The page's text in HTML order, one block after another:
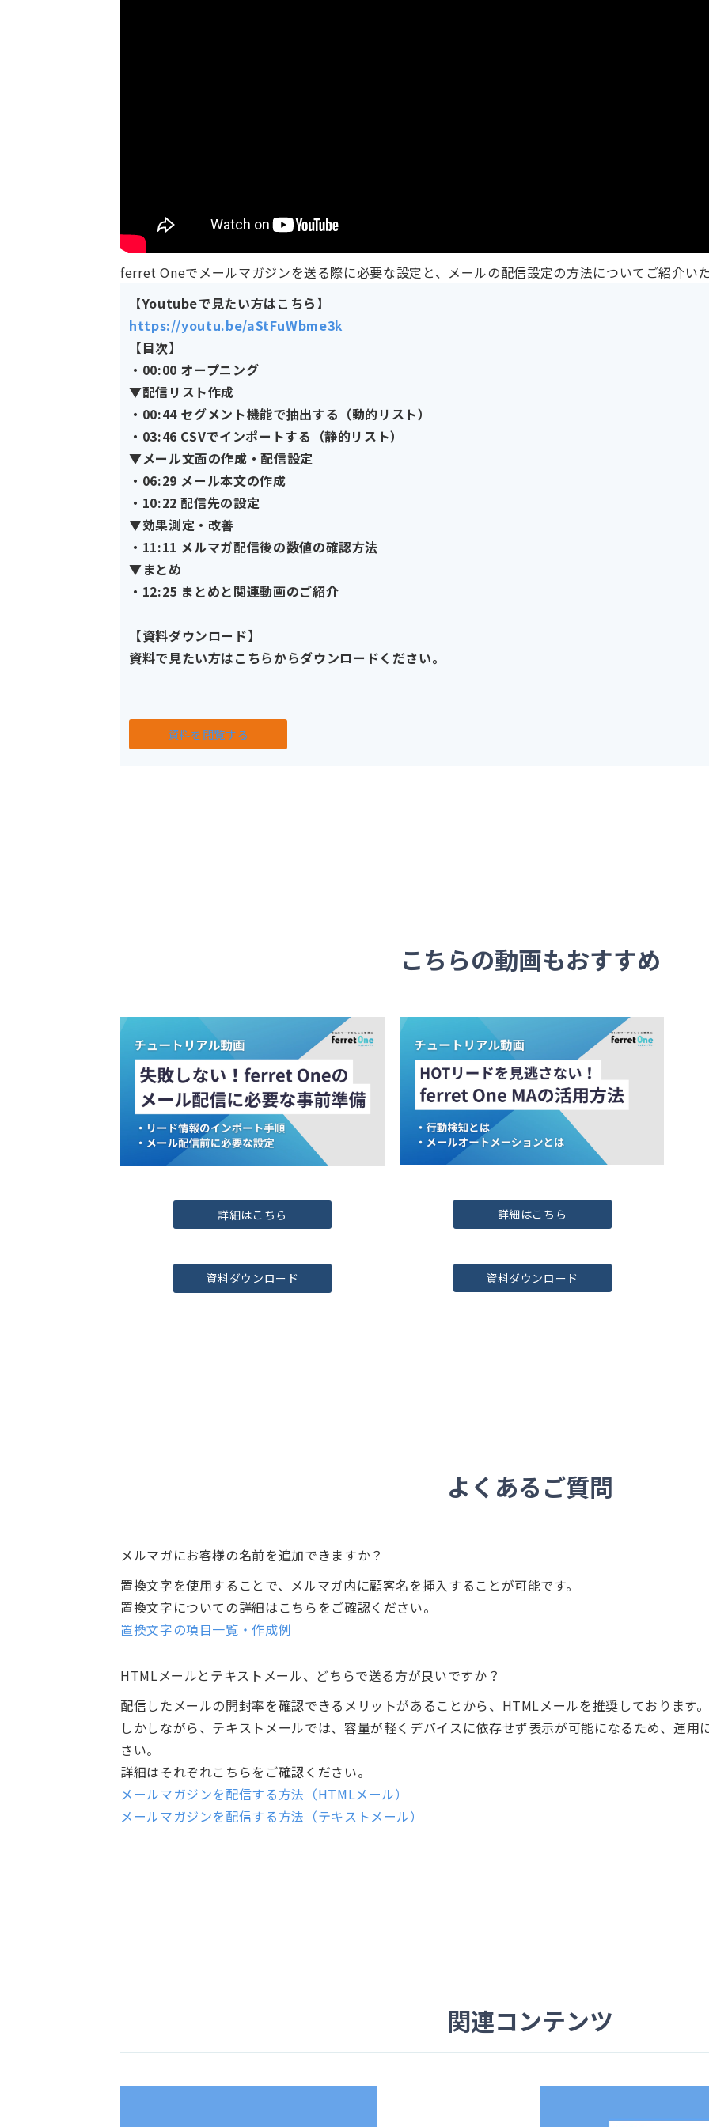
ferret Oneでメールマガジンを送る際に必要な設定と、メールの配信設定の方法についてご紹介い
【Youtubeで見たい方はこちら】
https://youtu.be/aStFuWbme3k
【目次】
・00:00 オープニング
▼配信リスト作成
・00:44 セグメント機能で抽出する（動的リスト）
・03:46 CSVでインポートする（静的リスト）
▼メール文面の作成・配信設定
・06:29 メール本文の作成
・10:22 配信先の設定
▼効果測定・改善
・11:11 メルマガ配信後の数値の確認方法
▼まとめ
・12:25 まとめと関連動画のご紹介
【資料ダウンロード】
資料で見たい方はこちらからダウンロードください。
資料を閲覧する​
こちらの動画もおすすめ
詳細はこちら
資料ダウンロード
詳細はこちら
資料ダウンロード
よくあるご質問
メルマガにお客様の名前を追加できますか？
置換文字を使用することで、メルマガ内に顧客名を挿入することが可能です。
置換文字についての詳細はこちらをご確認ください。
置換文字の項目一覧・作成例
HTMLメールとテキストメール、どちらで送る方が良いですか？
配信したメールの開封率を確認できるメリットがあることから、HTMLメールを推奨しております。
しかしながら、テキストメールでは、容量が軽くデバイスに依存せず表示が可能になるため、運
さい。
詳細はそれぞれこちらをご確認ください。
メールマガジンを配信する方法（HTMLメール）
メールマガジンを配信する方法（テキストメール）
関連コンテンツ